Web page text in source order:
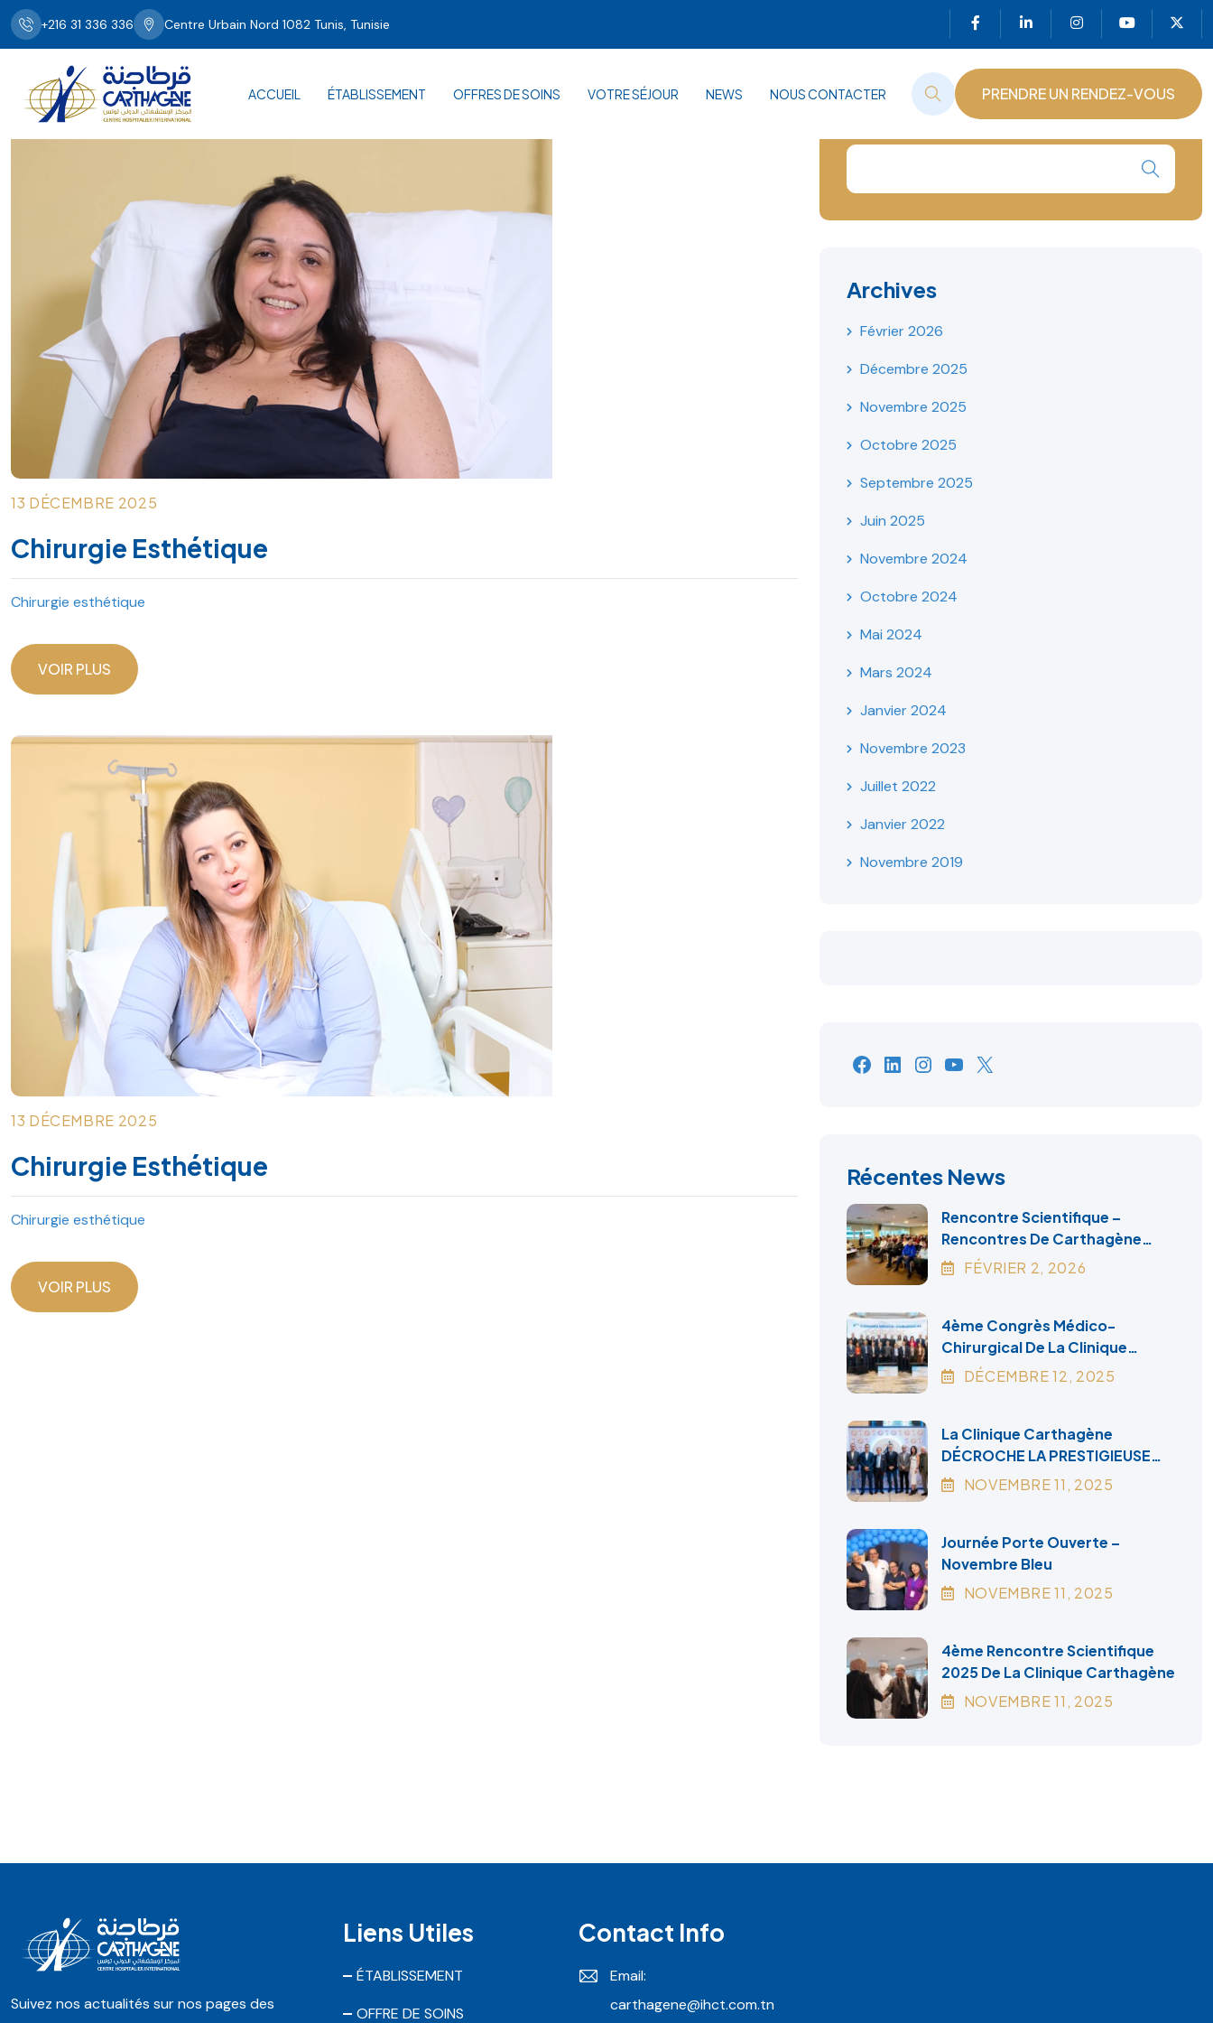
+216 31 336 336 Centre Urbain Nord 1082 Tunis, Tunisie
ACCUEIL ÉTABLISSEMENT OFFRES DE SOINS VOTRE SÉJOUR NEWS NOUS CONTACTER
PRENDRE UN RENDEZ-VOUS
PRENDRE UN RENDEZ-VOUS
13 DÉCEMBRE 2025
Chirurgie Esthétique
Chirurgie esthétique
VOIR PLUS
VOIR PLUS
13 DÉCEMBRE 2025
Chirurgie Esthétique
Chirurgie esthétique
VOIR PLUS
VOIR PLUS
Archives
Février 2026
Décembre 2025
Novembre 2025
Octobre 2025
Septembre 2025
Juin 2025
Novembre 2024
Octobre 2024
Mai 2024
Mars 2024
Janvier 2024
Novembre 2023
Juillet 2022
Janvier 2022
Novembre 2019
Facebook
LinkedIn
Instagram
YouTube
X
Récentes News
Rencontre Scientifique –
Rencontres De Carthagène
2026FÉVRIER 2, 2026
4ème Congrès Médico-
Chirurgical De La Clinique
Carthagène
DÉCEMBRE12, 2025
La Clinique Carthagène
DÉCROCHE LA PRESTIGIEUSE
ACCRÉDITATION CANADA
NOVEMBRE11 , 2025
Journée Porte Ouverte –
Novembre Bleu
NOVEMBRE11 , 2025
4ème Rencontre Scientifique
2025 De La Clinique Carthagène
NOVEMBRE11 , 2025
Suivez nos actualités sur nos pages des
Liens Utiles
ÉTABLISSEMENT
OFFRE DE SOINS
Contact Info
Email:
carthagene@ihct.com.tn